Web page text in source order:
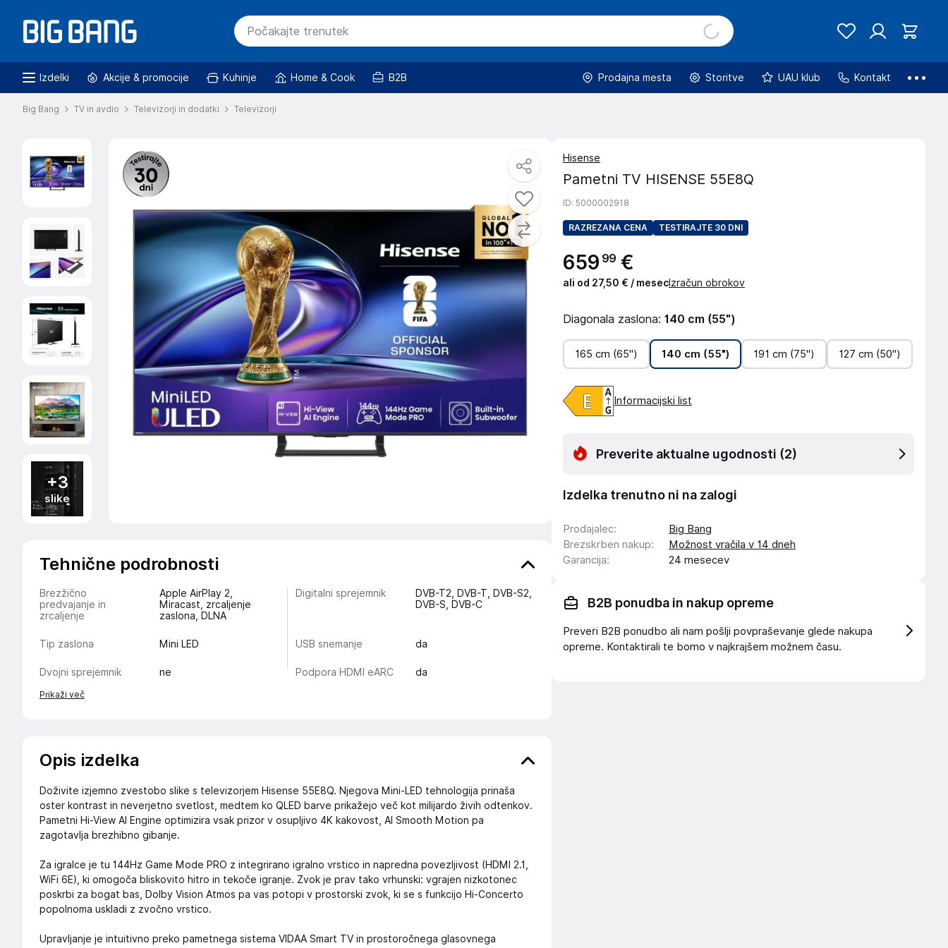
Izdelki Akcije & promocije Kuhinje Home & Cook B2B Prodajna mesta Storitve UAU klub Kontakt
Big Bang TV in avdio Televizorji in dodatki Televizorji
+3
slike
Tehnične podrobnosti
Brezžično
predvajanje in
zrcaljenje
Apple AirPlay 2,
Miracast, zrcaljenje
zaslona, DLNA
Digitalni sprejemnik
DVB-T2, DVB-T, DVB-S2,
DVB-S, DVB-C
Tip zaslona Mini LED USB snemanje da
Dvojni sprejemnik ne Podpora HDMI eARC da
Prikaži več
Opis izdelka
Doživite izjemno zvestobo slike s televizorjem Hisense 55E8Q. Njegova Mini-LED tehnologija prinaša
oster kontrast in neverjetno svetlost, medtem ko QLED barve prikažejo več kot milijardo živih odtenkov.
Pametni Hi-View AI Engine optimizira vsak prizor v osupljivo 4K kakovost, AI Smooth Motion pa
zagotavlja brezhibno gibanje.
Za igralce je tu 144Hz Game Mode PRO z integrirano igralno vrstico in napredna povezljivost (HDMI 2.1,
WiFi 6E), ki omogoča bliskovito hitro in tekoče igranje. Zvok je prav tako vrhunski: vgrajen nizkotonec
poskrbi za bogat bas, Dolby Vision Atmos pa vas potopi v prostorski zvok, ki se s funkcijo Hi-Concerto
popolnoma uskladi z zvočno vrstico.
Upravljanje je intuitivno preko pametnega sistema VIDAA Smart TV in prostoročnega glasovnega
Hisense
Pametni TV HISENSE 55E8Q
ID: 5000002918
RAZREZANA CENA TESTIRAJTE 30 DNI
659 99 €
ali od 27,50 € / mesec Izračun obrokov
Diagonala zaslona: 140 cm (55")
165 cm (65") 140 cm (55") 191 cm (75") 127 cm (50")
Informacijski list
Preverite aktualne ugodnosti (2)
Izdelka trenutno ni na zalogi
Prodajalec:
Big Bang
Brezskrben nakup:
Možnost vračila v 14 dneh
Garancija: 24 mesecev
B2B ponudba in nakup opreme
Preveri B2B ponudbo ali nam pošlji povpraševanje glede nakupa
opreme. Kontaktirali te bomo v najkrajšem možnem času.